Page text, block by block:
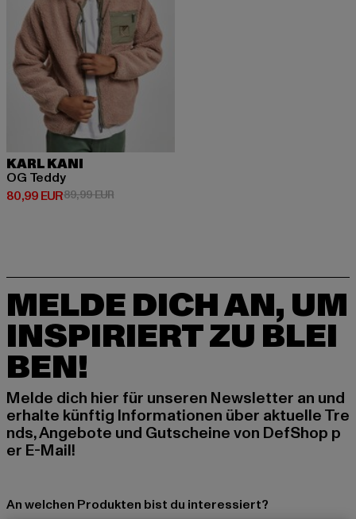
KARL KANI
OG Teddy
80,99 EUR
Derzeitiger Preis: 80,99 EUR
89,99 EURAktionspreis: 89,99 EUR
MELDE DICH AN, UM
INSPIRIERT ZU BLEI
BEN!
Melde dich hier für unseren Newsletter an und
erhalte künftig Informationen über aktuelle Tre
nds, Angebote und Gutscheine von DefShop p
er E-Mail!
An welchen Produkten bist du interessiert?